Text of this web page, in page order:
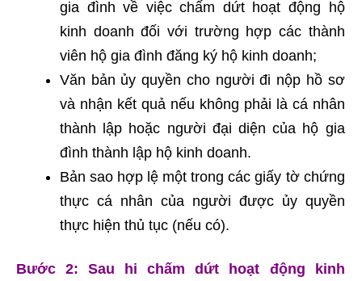
gia đình về việc chấm dứt hoạt động hộ
kinh doanh đối với trường hợp các thành
viên hộ gia đình đăng ký hộ kinh doanh;
Văn bản ủy quyền cho người đi nộp hồ sơ
và nhận kết quả nếu không phải là cá nhân
thành lập hoặc người đại diện của hộ gia
đình thành lập hộ kinh doanh.
Bản sao hợp lệ một trong các giấy tờ chứng
thực cá nhân của người được ủy quyền
thực hiện thủ tục (nếu có).
Bước 2: Sau hi chấm dứt hoạt động kinh